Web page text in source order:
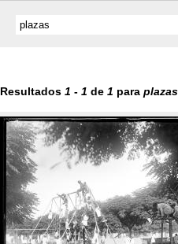
Resultados 1 - 1 de 1 para plazas